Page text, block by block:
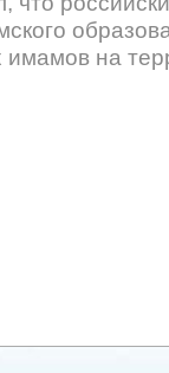
имамов на